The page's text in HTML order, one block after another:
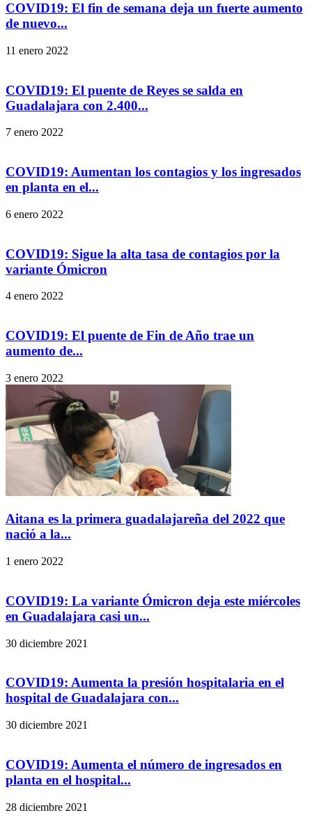
COVID19: El fin de semana deja un fuerte aumento
de nuevo...
11 enero 2022
COVID19: El puente de Reyes se salda en
Guadalajara con 2.400...
7 enero 2022
COVID19: Aumentan los contagios y los ingresados
en planta en el...
6 enero 2022
COVID19: Sigue la alta tasa de contagios por la
variante Ómicron
4 enero 2022
COVID19: El puente de Fin de Año trae un
aumento de...
3 enero 2022
Aitana es la primera guadalajareña del 2022 que
nació a la...
1 enero 2022
COVID19: La variante Ómicron deja este miércoles
en Guadalajara casi un...
30 diciembre 2021
COVID19: Aumenta la presión hospitalaria en el
hospital de Guadalajara con...
30 diciembre 2021
COVID19: Aumenta el número de ingresados en
planta en el hospital...
28 diciembre 2021